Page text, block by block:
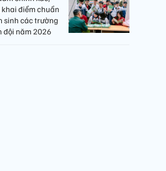
điểm chuẩn
sinh các trường
đội năm 2026